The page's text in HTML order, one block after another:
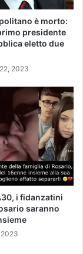
è morto:
presidente
eletto due
2023
i fidanzatini
saranno
2023